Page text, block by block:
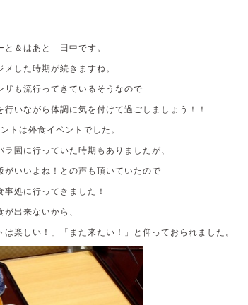
と＆はあと 田中です。
した時期が続きますね。
ザも流行ってきているそうなので
行いながら体調に気を付けて過ごしましょう！！
トは外食イベントでした。
ラ園に行っていた時期もありましたが、
がいいよね！との声も頂いていたので
事処に行ってきました！
出来ないから、
は楽しい！」「また来たい！」と仰っておられました。